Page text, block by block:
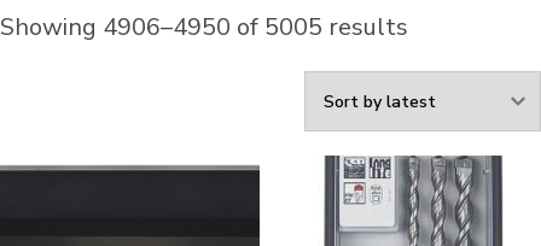
Showing 4906–4950 of 5005 results